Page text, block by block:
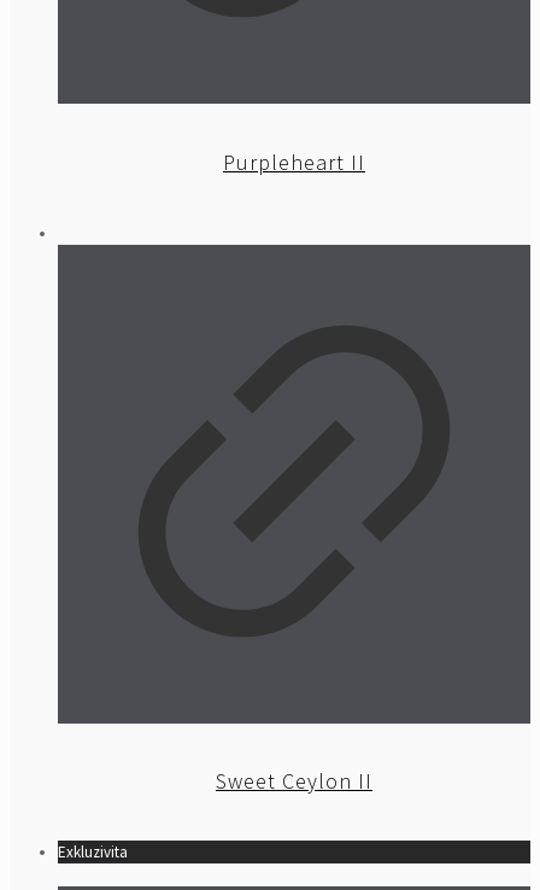
Purpleheart II
Sweet Ceylon II
Exkluzivita